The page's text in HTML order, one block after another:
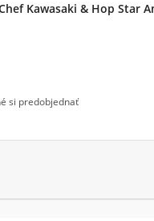
Kawasaki & Hop Star
si predobjednať